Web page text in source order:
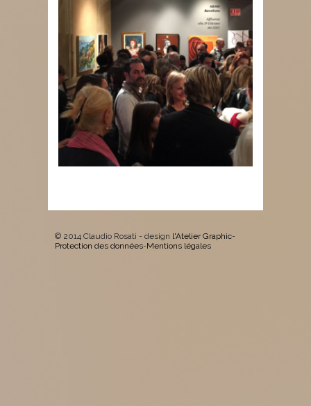
© 2014 Claudio Rosati - design l'Atelier Graphic-
Protection des données-Mentions légales